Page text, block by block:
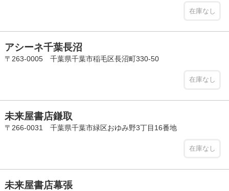
在庫なし
アシーネ千葉長沼
〒263-0005 千葉県千葉市稲毛区長沼町330-50
在庫なし
未来屋書店鎌取
〒266-0031 千葉県千葉市緑区おゆみ野3丁目16番地
在庫なし
未来屋書店幕張